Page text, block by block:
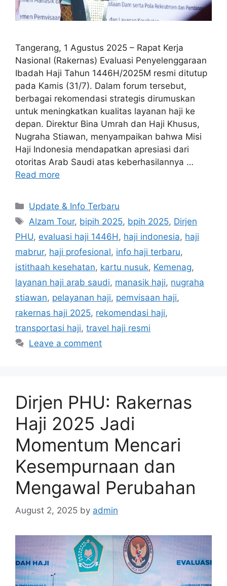
Tangerang, 1 Agustus 2025 – Rapat Kerja
Nasional (Rakernas) Evaluasi Penyelenggaraan
Ibadah Haji Tahun 1446H/2025M resmi ditutup
pada Kamis (31/7). Dalam forum tersebut,
berbagai rekomendasi strategis dirumuskan
untuk meningkatkan kualitas layanan haji ke
depan. Direktur Bina Umrah dan Haji Khusus,
Nugraha Stiawan, menyampaikan bahwa Misi
Haji Indonesia mendapatkan apresiasi dari
otoritas Arab Saudi atas keberhasilannya …
Read more
Categories
Update & Info Terbaru
Tags
Alzam Tour, bipih 2025, bpih 2025, Dirjen
PHU, evaluasi haji 1446H, haji indonesia, haji
mabrur, haji profesional, info haji terbaru,
istithaah kesehatan, kartu nusuk, Kemenag,
layanan haji arab saudi, manasik haji, nugraha
stiawan, pelayanan haji, pemvisaan haji,
rakernas haji 2025, rekomendasi haji,
transportasi haji, travel haji resmi
Leave a comment
Dirjen PHU: Rakernas
Haji 2025 Jadi
Momentum Mencari
Kesempurnaan dan
Mengawal Perubahan
August 2, 2025 by admin